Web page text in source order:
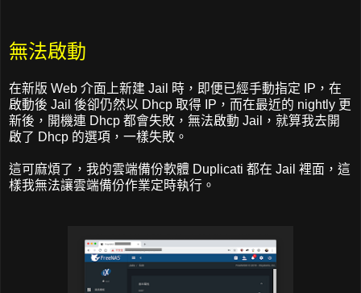
無法啟動
在新版 Web 介面上新建 Jail 時，即便已經手動指定 IP，在
啟動後 Jail 後卻仍然以 Dhcp 取得 IP，而在最近的 nightly 更
新後，開機連 Dhcp 都會失敗，無法啟動 Jail，就算我去開
啟了 Dhcp 的選項，一樣失敗。
這可麻煩了，我的雲端備份軟體 Duplicati 都在 Jail 裡面，這
樣我無法讓雲端備份作業定時執行。